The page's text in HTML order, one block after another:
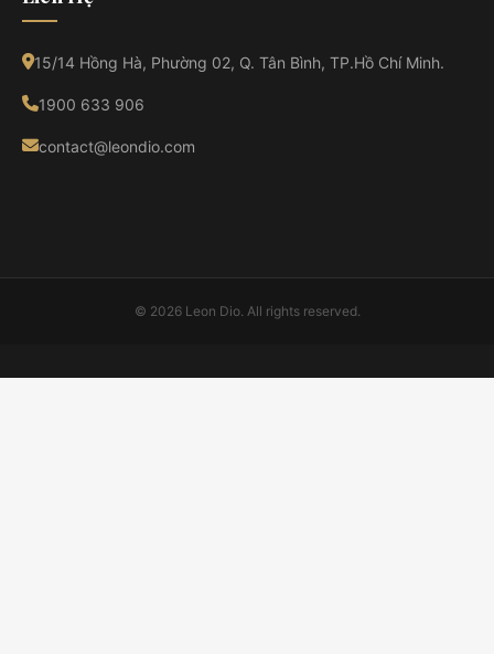
15/14 Hồng Hà, Phường 02, Q. Tân Bình, TP.Hồ Chí Minh.
1900 633 906
contact@leondio.com
© 2026 Leon Dio. All rights reserved.